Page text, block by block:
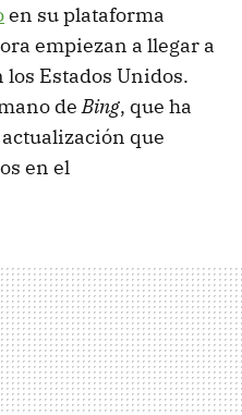
en su plataforma
empiezan a llegar a
Estados Unidos.
deBing, que ha
que
en el